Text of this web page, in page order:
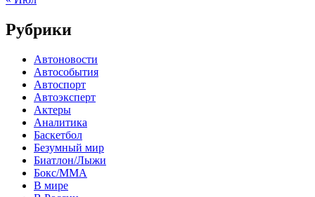
Рубрики
Автоновости
Автособытия
Автоспорт
Автоэксперт
Актеры
Аналитика
Баскетбол
Безумный мир
Биатлон/Лыжи
Бокс/MMA
В мире